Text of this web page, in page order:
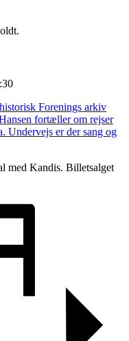
Forenings arkiv
fortæller om rejser
Undervejs er der sang og
med Kandis. Billetsalget